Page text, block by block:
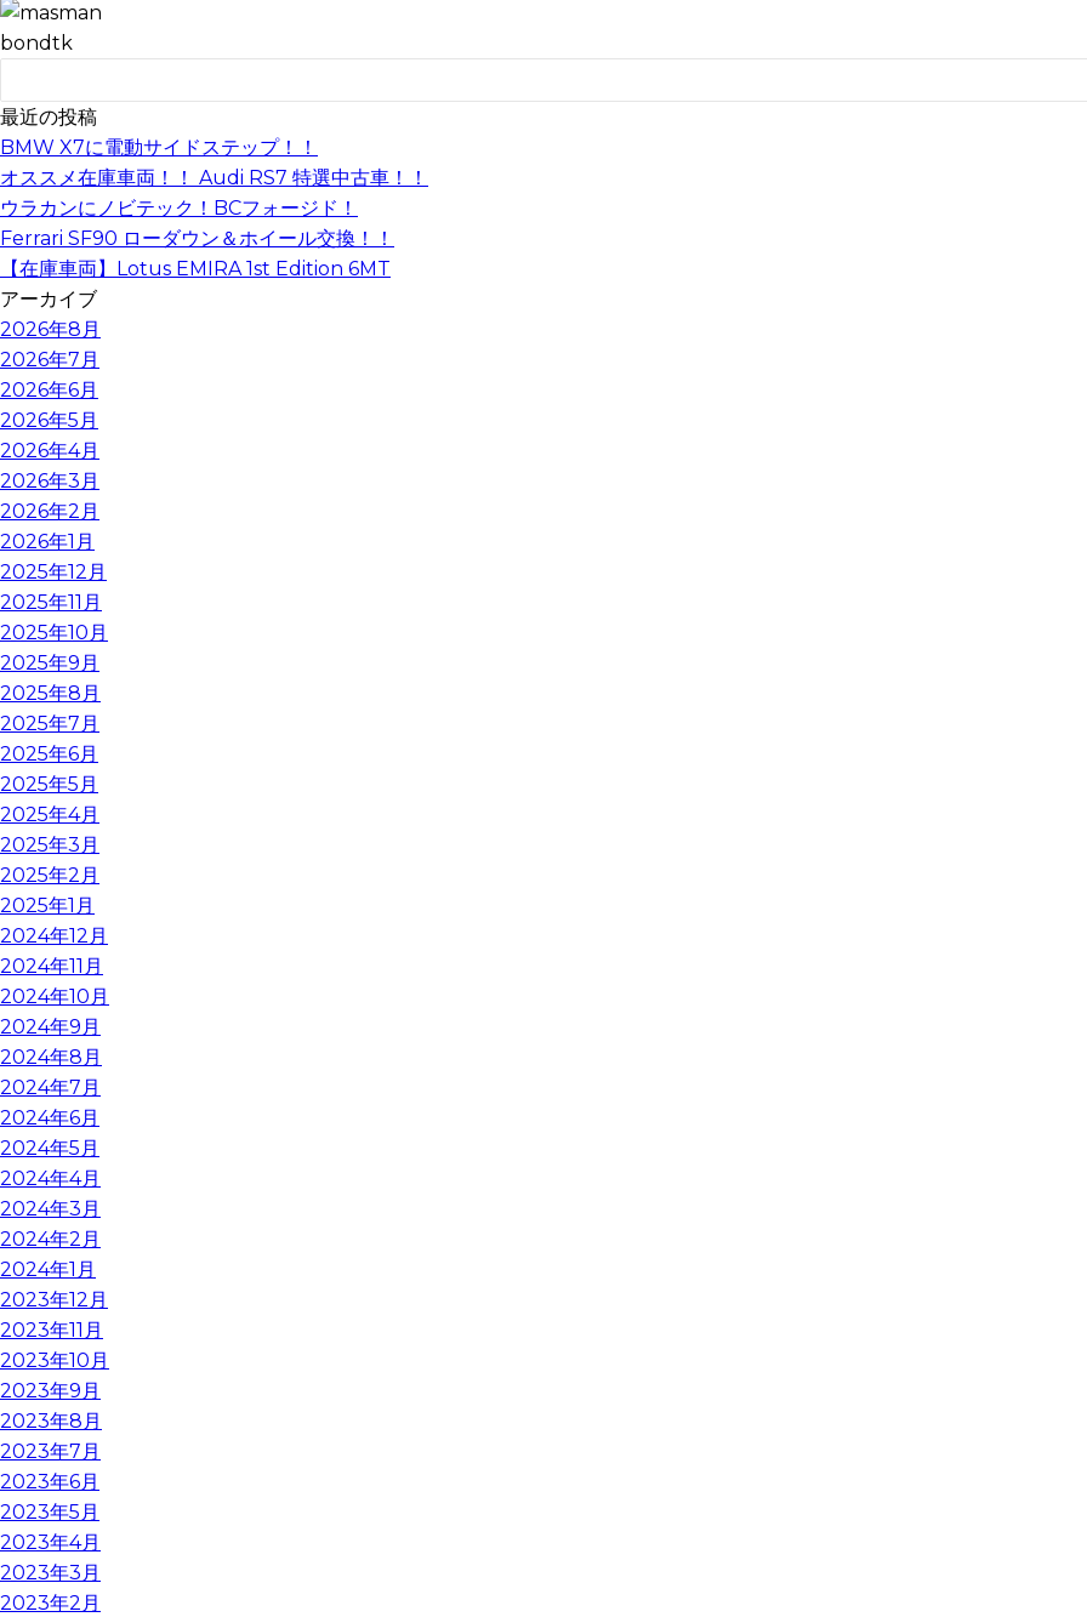
bondtk
最近の投稿
BMW X7に電動サイドステップ！！
オススメ在庫車両！！ Audi RS7 特選中古車！！
ウラカンにノビテック！BCフォージド！
Ferrari SF90 ローダウン＆ホイール交換！！
【在庫車両】Lotus EMIRA 1st Edition 6MT
アーカイブ
2026年8月
2026年7月
2026年6月
2026年5月
2026年4月
2026年3月
2026年2月
2026年1月
2025年12月
2025年11月
2025年10月
2025年9月
2025年8月
2025年7月
2025年6月
2025年5月
2025年4月
2025年3月
2025年2月
2025年1月
2024年12月
2024年11月
2024年10月
2024年9月
2024年8月
2024年7月
2024年6月
2024年5月
2024年4月
2024年3月
2024年2月
2024年1月
2023年12月
2023年11月
2023年10月
2023年9月
2023年8月
2023年7月
2023年6月
2023年5月
2023年4月
2023年3月
2023年2月